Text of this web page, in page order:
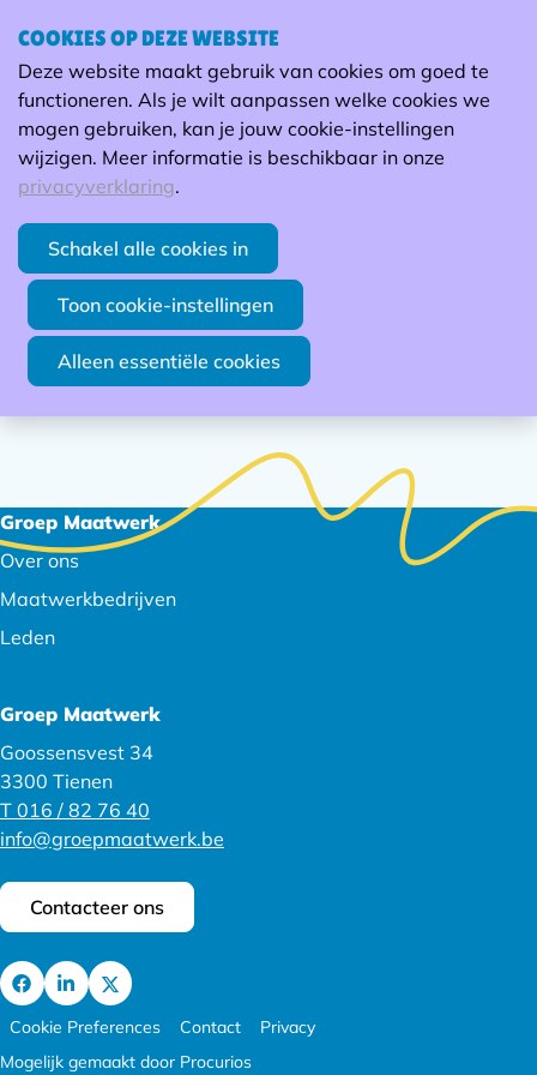
Zoekresultaten
Zoekveld
Zoek
Footer
navigatie
Groep Maatwerk
Over ons
Maatwerkbedrijven
Leden
Groep Maatwerk
Goossensvest 34
3300 Tienen
T 016 / 82 76 40
info@groepmaatwerk.be
Contacteer ons
Ga
Ga
Ga
Footer
Cookie Preferences Contact
Privacy
Mogelijk gemaakt door Procurios
COOKIES OP DEZE WEBSITE
Deze website maakt gebruik van cookies om goed te
functioneren. Als je wilt aanpassen welke cookies we
mogen gebruiken, kan je jouw cookie-instellingen
wijzigen. Meer informatie is beschikbaar in onze
privacyverklaring.
Schakel alle cookies in
Toon cookie-instellingen
Alleen essentiële cookies